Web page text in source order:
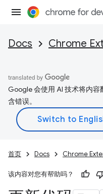
Docs Chrome
Google 会使用 AI 技术将内
含错误。
首页 Docs Chrome
该内容对您有帮助吗？